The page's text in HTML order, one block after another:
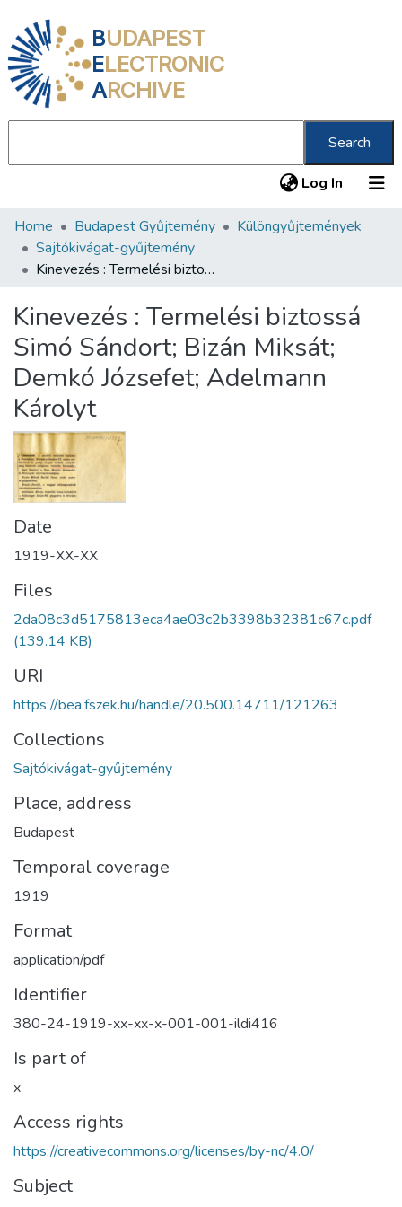
BUDAPEST
ELECTRONIC
ARCHIVE
Search
Log In (current)
Communities & Collections
All of DSpace
About us
Home Budapest Gyűjtemény
Különgyűjtemények
Sajtókivágat-gyűjtemény
Kinevezés : Termelési biztossá Simó Sándort; Bizán Miksát; Demkó Józsefet; Adelmann Károlyt
Kinevezés : Termelési biztossá
Simó Sándort; Bizán Miksát;
Demkó Józsefet; Adelmann
Károlyt
Date
1919-XX-XX
Files
2da08c3d5175813eca4ae03c2b3398b32381c67c.pdf
(139.14 KB)
URI
https://bea.fszek.hu/handle/20.500.14711/121263
Collections
Sajtókivágat-gyűjtemény
Place, address
Budapest
Temporal coverage
1919
Format
application/pdf
Identifier
380-24-1919-xx-xx-x-001-001-ildi416
Is part of
x
Access rights
https://creativecommons.org/licenses/by-nc/4.0/
Subject